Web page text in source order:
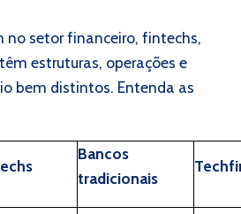
no setor financeiro, fintechs,
estruturas, operações e
bem distintos. Entenda as
Bancos
tradicionais